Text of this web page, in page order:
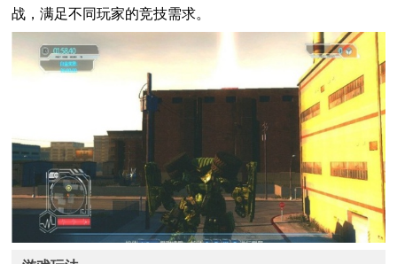
战，满足不同玩家的竞技需求。